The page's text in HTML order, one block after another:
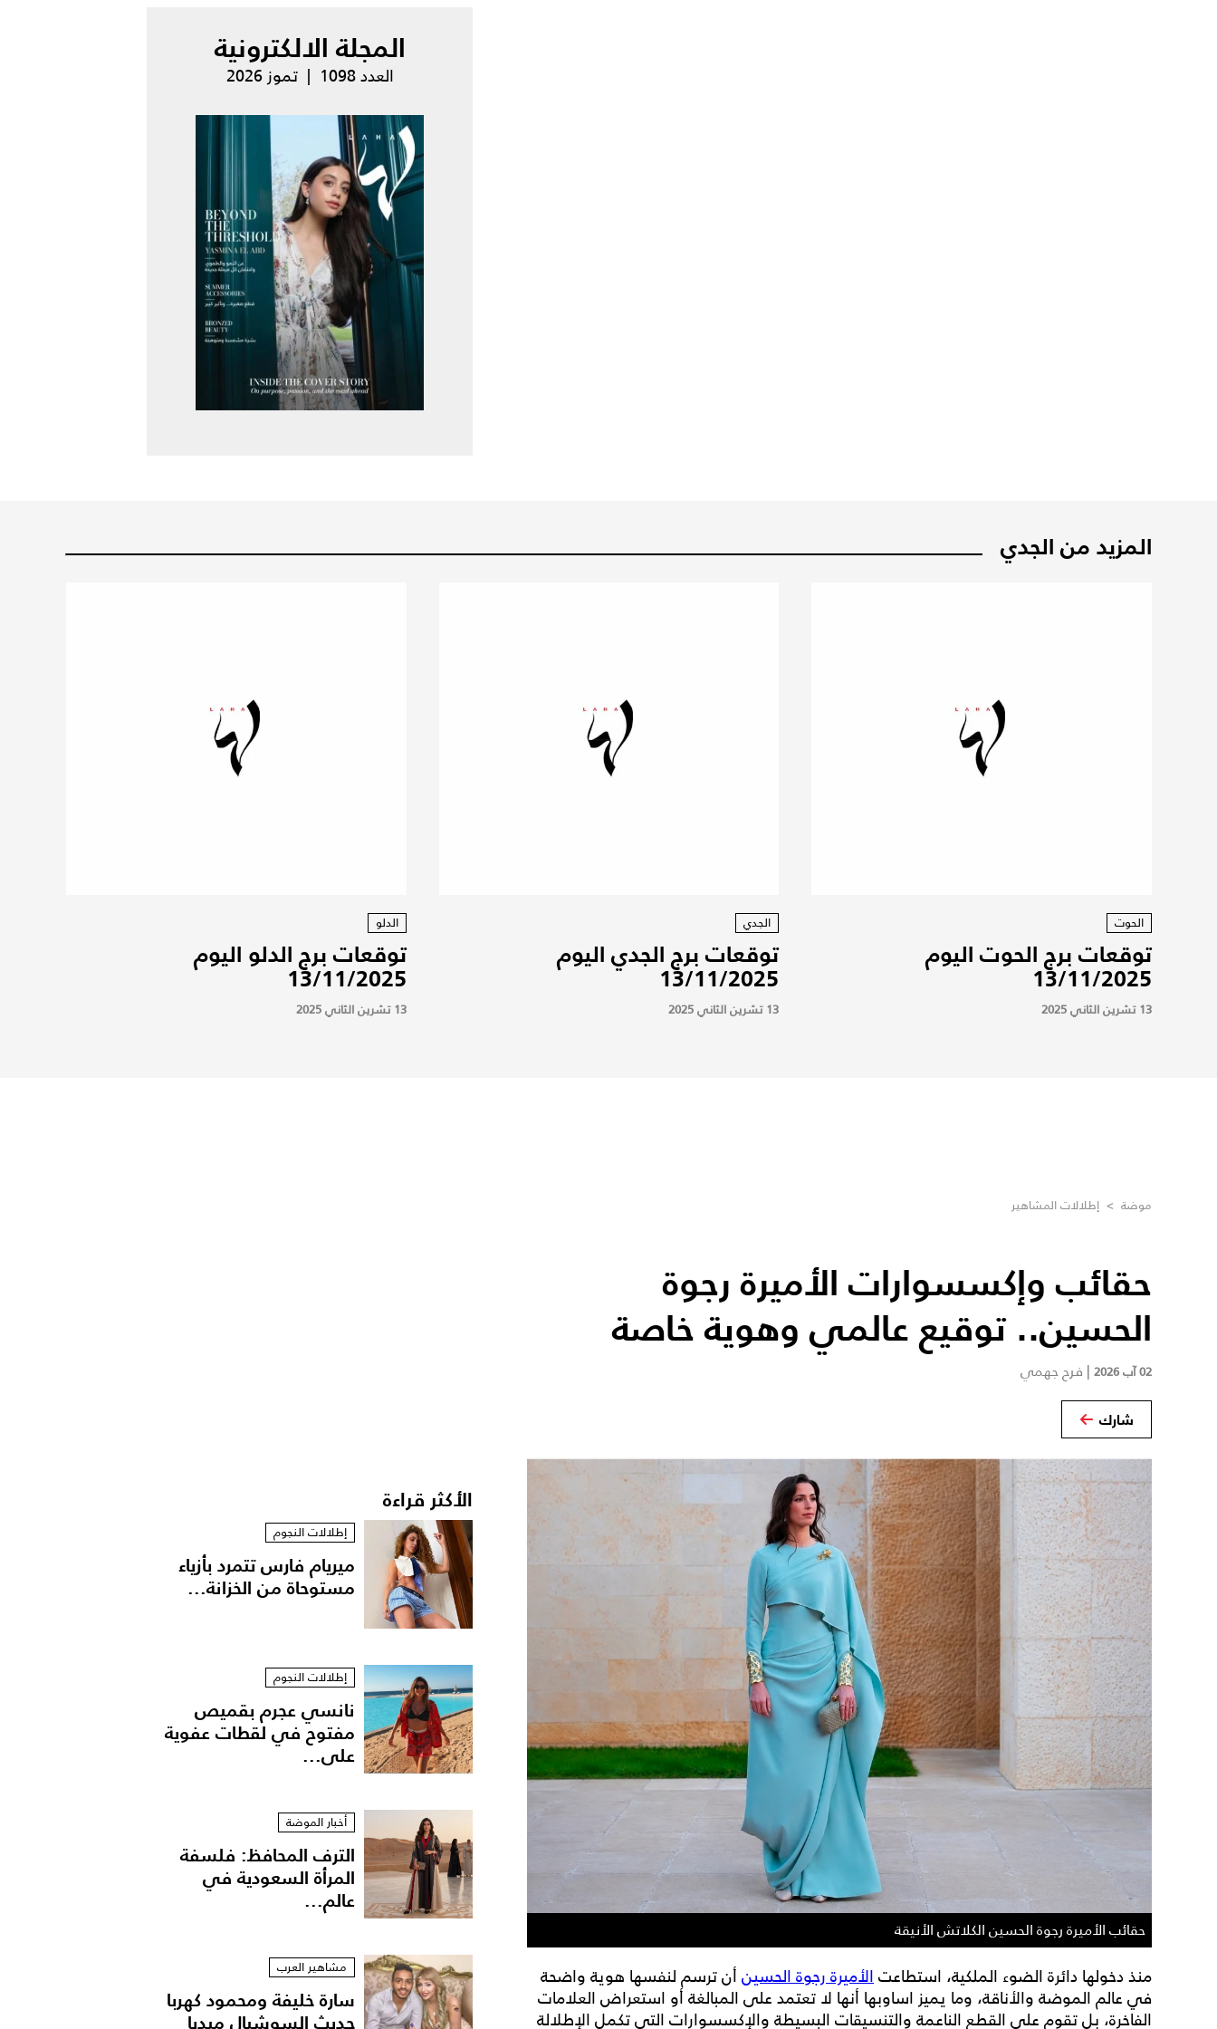
المجلة الالكترونية
العدد 1098 | تموز 2026
المزيد من الجدي
الحوت
توقعات برج الحوت اليوم
13/11/2025
13 تشرين الثاني 2025
الجدي
توقعات برج الجدي اليوم
13/11/2025
13 تشرين الثاني 2025
الدلو
توقعات برج الدلو اليوم
13/11/2025
13 تشرين الثاني 2025
موضة > إطلالات المشاهير
حقائب وإكسسوارات الأميرة رجوة
الحسين.. توقيع عالمي وهوية خاصة
02 آب 2026 | فرح جهمي
شارك
حقائب الأميرة رجوة الحسين الكلاتش الأنيقة
منذ دخولها دائرة الضوء الملكية، استطاعتالأميرة رجوة الحسين أن ترسم لنفسها هوية واضحة
في عالم الموضة والأناقة، وما يميز اساوبها أنها لا تعتمد على المبالغة أو استعراض العلامات
الفاخرة، بل تقوم على القطع الناعمة والتنسيقات البسيطة والإكسسوارات التي تكمل الإطلالة
الأكثر قراءة
إطلالات النجوم
ميريام فارس تتمرد بأزياء
مستوحاة من الخزانة...
إطلالات النجوم
نانسي عجرم بقميص
مفتوح في لقطات عفوية
على...
أخبار الموضة
الترف المحافظ: فلسفة
المرأة السعودية في
عالم...
مشاهير العرب
سارة خليفة ومحمود كهربا
حديث السوشيال ميديا